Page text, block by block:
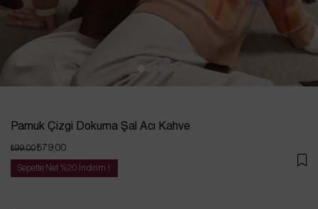
Pamuk Çizgi Dokuma Şal Acı Kahve
₺99,00₺79,00
Sepette Net %20 İndirim !